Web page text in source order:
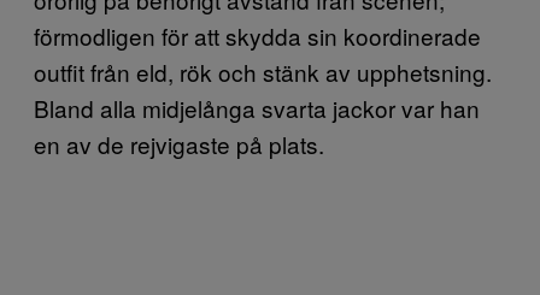
förmodligen för att skydda sin koordinerade
outfit från eld, rök och stänk av upphetsning.
Bland alla midjelånga svarta jackor var han
en av de rejvigaste på plats.